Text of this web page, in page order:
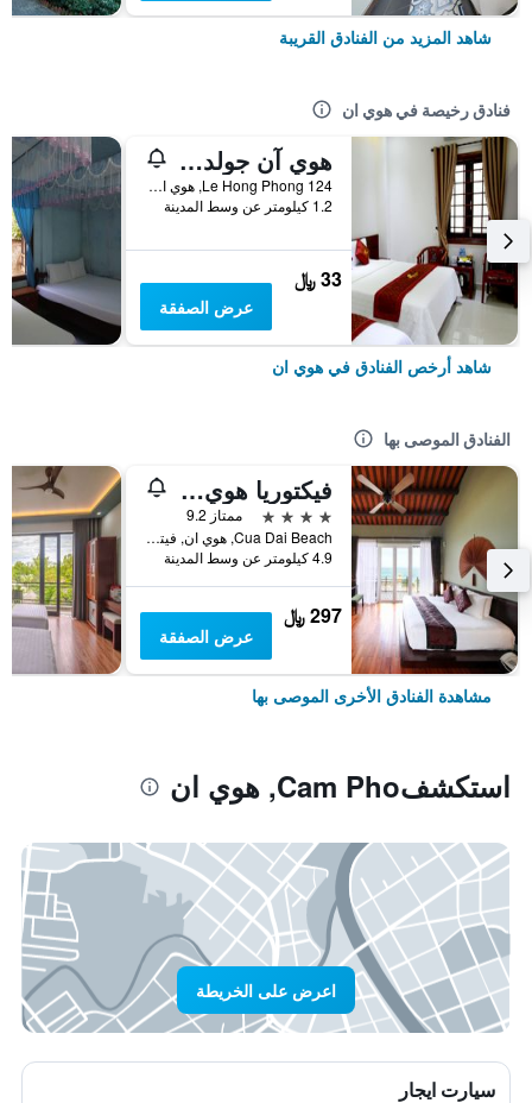
شاهد المزيد من الفنادق القريبة
فنادق رخيصة في هوي ان
هوي آن جولدن هورس فيلا
124 Le Hong Phong, هوي ان, فيتنام
1.2 كيلومتر عن وسط المدينة
33 ﷼
عرض الصفقة
شاهد أرخص الفنادق في هوي ان
الفنادق الموصى بها
فيكتوريا هوي آن بيتش ريزورت آند سبا
4 نجوم
ممتاز 9.2
Cua Dai Beach, هوي ان, فيتنام
4.9 كيلومتر عن وسط المدينة
297 ﷼
عرض الصفقة
مشاهدة الفنادق الأخرى الموصى بها
استكشفCam Pho, هوي ان
اعرض على الخريطة
سيارت ايجار